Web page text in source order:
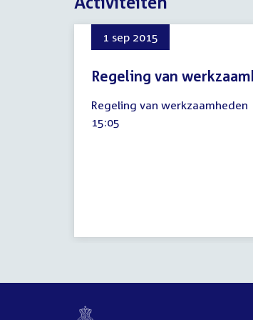
1 sep 2015
Regeling van
september
2015
Regeling van werkzaamheden
Tijd
15:05